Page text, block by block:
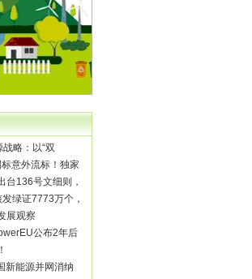
战略：以“双
意外流标！独家
台136号文细则，
绿证7773万个，
展观察
公布2年后
新能源并网消纳